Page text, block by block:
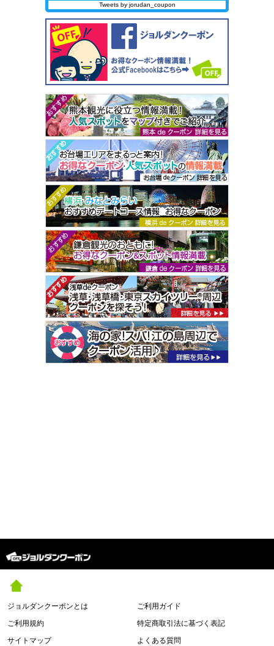
Tweets by jorudan_coupon
ジョルダンクーポンとは
ご利用ガイド
ご利用規約
特定商取引法に基づく表記
サイトマップ
よくある質問